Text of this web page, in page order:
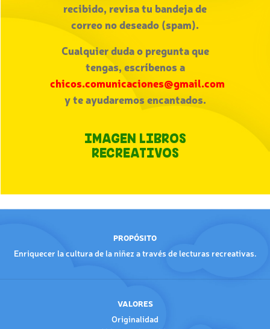
recibido, revisa tu bandeja de
correo no deseado (spam).
Cualquier duda o pregunta que
tengas, escríbenos a
chicos.comunicaciones@gmail.com
y te ayudaremos encantados.
IMAGEN LIBROS
RECREATIVOS
PROPÓSITO
Enriquecer la cultura de la niñez a través de lecturas recreativas.
VALORES
Originalidad